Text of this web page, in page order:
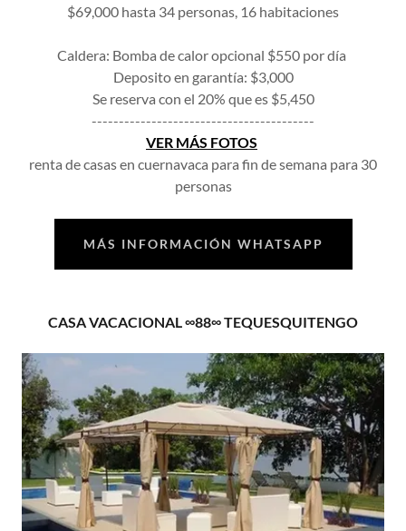
$69,000 hasta 34 personas, 16 habitaciones
Caldera: Bomba de calor opcional $550 por día
Deposito en garantía: $3,000
Se reserva con el 20% que es $5,450
-----------------------------------------
VER MÁS FOTOS
renta de casas en cuernavaca para fin de semana para 30
personas
MÁS INFORMACIÓN WHATSAPP
CASA VACACIONAL ∞88∞ TEQUESQUITENGO